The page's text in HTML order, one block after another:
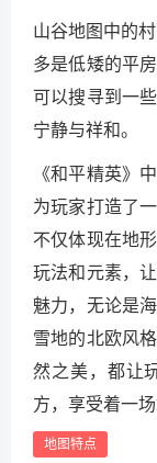
山谷地图中的
多是低矮的平
可以搜寻到一
宁静与祥和。
《和平精英》
为玩家打造了
不仅体现在地
玩法和元素，
魅力，无论是
雪地的北欧风
然之美，都让
方，享受着一
地图特点